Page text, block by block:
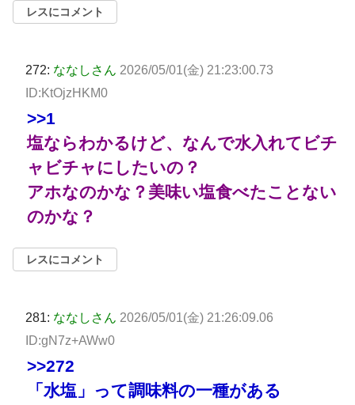
レスにコメント
272: ななしさん 2026/05/01(金) 21:23:00.73
ID:KtOjzHKM0
>>1
塩ならわかるけど、なんで水入れてビチ
ャビチャにしたいの？
アホなのかな？美味い塩食べたことない
のかな？
レスにコメント
281: ななしさん 2026/05/01(金) 21:26:09.06
ID:gN7z+AWw0
>>272
「水塩」って調味料の一種がある